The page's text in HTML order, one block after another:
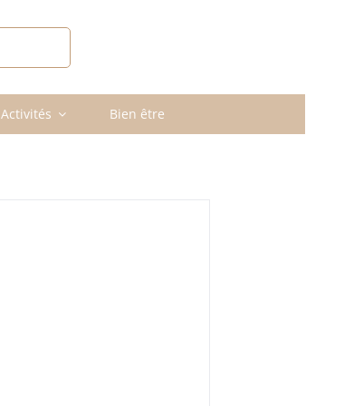
Activités Bien être